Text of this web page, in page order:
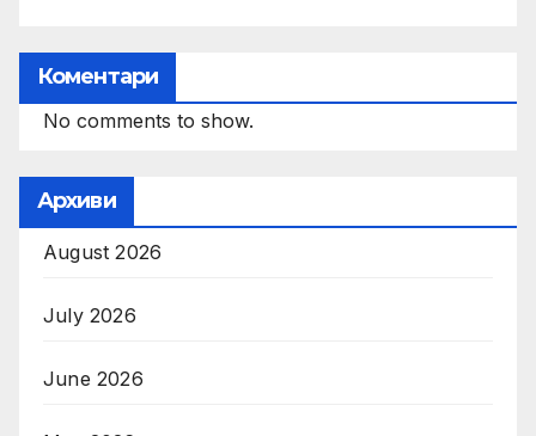
Коментари
No comments to show.
Архиви
August 2026
July 2026
June 2026